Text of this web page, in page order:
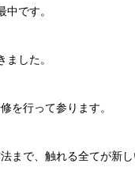
信工事
です。
した。
を行って参ります。
まで、触れる全てが新